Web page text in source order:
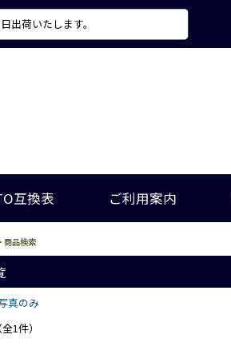
出荷いたします。
互換表 ご利用案内
商品検索
真のみ
1件）